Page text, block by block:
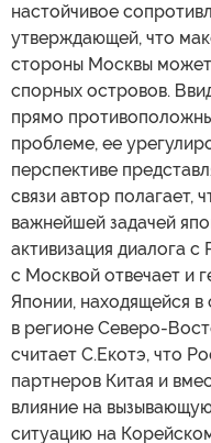
настойчивое
утверждающей, что
стороны Москвы может
спорных островов.
прямо
проблеме, ее
перспективе
связи автор полагает,
важнейшей задачей
активизация диалога
с Москвой отвечает и
Японии, находящейся в
в регионе Северо-
считает С.Екотэ, что
партнеров Китая и
влияние на
ситуацию на